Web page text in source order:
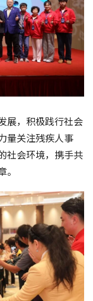
展，积极践行社会
量关注残疾人事
社会环境，携手共